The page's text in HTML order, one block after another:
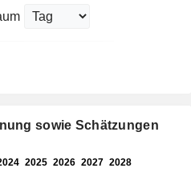
sowie Schätzungen